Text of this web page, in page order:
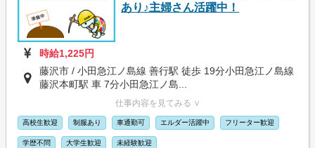
あり♪主婦さん活躍中！
時給1,225円
藤沢市 / 小田急江ノ島線 善行駅 徒歩 19分小田急江ノ島線
藤沢本町駅 車 7分小田急江ノ島...
仕事内容を見てみる ∨
高校生歓迎 制服あり 車通勤可 エルダー活躍中 フリーター歓迎
学歴不問 大学生歓迎 未経験歓迎